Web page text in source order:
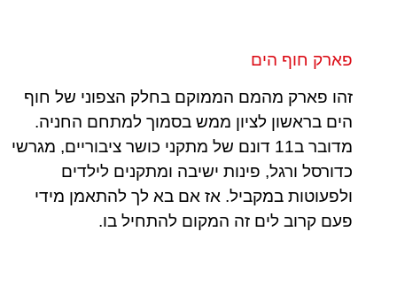
פארק חוף הים
זהו פארק מהמם הממוקם בחלק הצפוני של חוף
הים בראשון לציון ממש בסמוך למתחם החניה.
מדובר ב11 דונם של מתקני כושר ציבוריים, מגרשי
כדורסל ורגל, פינות ישיבה ומתקנים לילדים
ולפעוטות במקביל. אז אם בא לך להתאמן מידי
פעם קרוב לים זה המקום להתחיל בו.